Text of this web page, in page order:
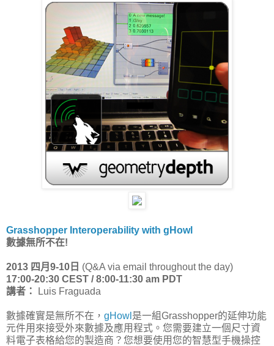
Grasshopper Interoperability with gHowl
數據無所不在!
2013 四月9-10日 (Q&A via email throughout the day)
17:00-20:30 CEST / 8:00-11:30 am PDT
講者：
Luis Fraguada
數據確實是無所不在， gHowl 是一組Grasshopper的延伸功能
元件用來接受外來數據及應用程式。您需要建立一個尺寸資
料電子表格給您的製造商？您想要使用您的智慧型手機操控